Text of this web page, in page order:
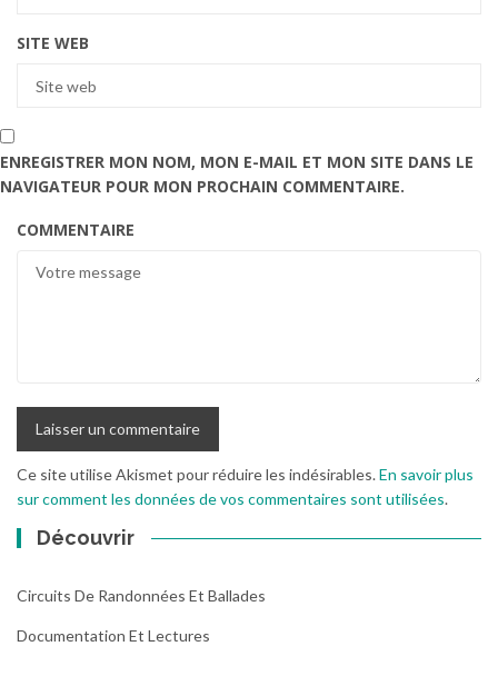
SITE WEB
ENREGISTRER MON NOM, MON E-MAIL ET MON SITE DANS LE
NAVIGATEUR POUR MON PROCHAIN COMMENTAIRE.
COMMENTAIRE
Ce site utilise Akismet pour réduire les indésirables.En savoir plus
sur comment les données de vos commentaires sont utilisées.
Découvrir
Circuits De Randonnées Et Ballades
Documentation Et Lectures